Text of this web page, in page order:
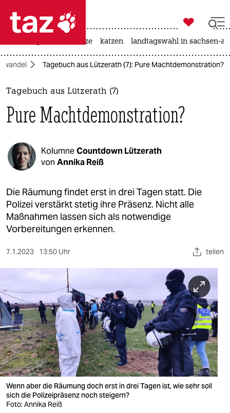
 taz zahl ich
taz zahl ich
themen
politik
öko
gesellschaft
kultur
sport
berlin
nord
verlag
verlag
veranstaltungen
shop
fragen & hilfe
unterstützen

taz zahl ich
hitze katzen landtagswahl in sachsen-
Tagebuch aus Lützerath (7): Pure Machtdemonstration?
Tagebuch aus Lützerath (7)
Pure Machtdemonstration?
KolumneCountdown Lützerath
von Annika Reiß
Die Räumung findet erst in drei Tagen statt. Die
Polizei verstärkt stetig ihre Präsenz. Nicht alle
Maßnahmen lassen sich als notwendige
Vorbereitungen erkennen.
7.1.2023 13:50 Uhr teilen
Wenn aber die Räumung doch erst in drei Tagen ist, wie sehr soll
sich die Polizeipräsenz noch steigern?
Foto: Annika Reiß